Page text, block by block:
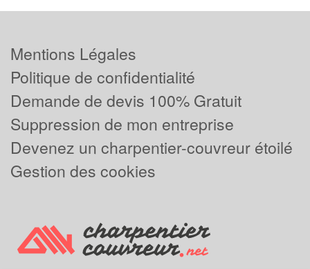
Mentions Légales
Politique de confidentialité
Demande de devis 100% Gratuit
Suppression de mon entreprise
Devenez un charpentier-couvreur étoilé
Gestion des cookies